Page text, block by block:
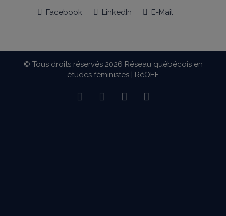
Facebook LinkedIn E-Mail
© Tous droits réservés 2026 Réseau québécois en
études féministes | RéQEF